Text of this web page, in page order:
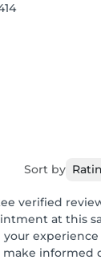
Sort by
verified
at this
informed